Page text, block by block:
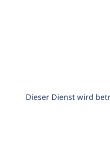
Dieser Dienst wird